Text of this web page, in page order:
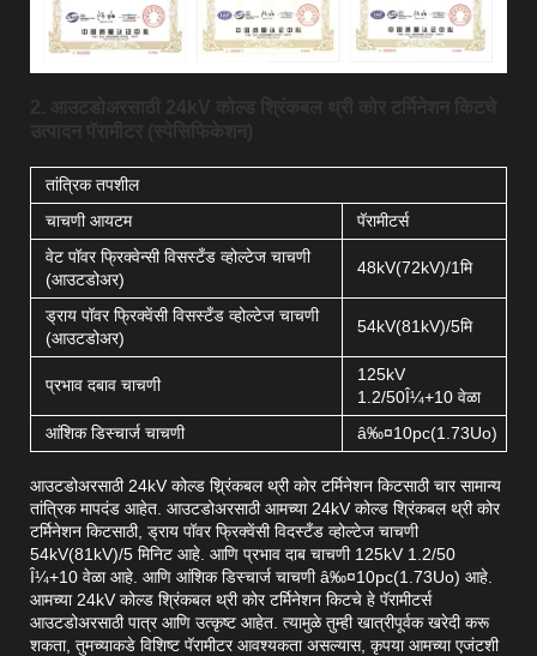
तांत्रिक तपशील
चाचणी आयटम
पॅरामीटर्स
वेट पॉवर फ्रिक्वेन्सी विसस्टँड व्होल्टेज चाचणी
(आउटडोअर)
48kV(72kV)/1मि
ड्राय पॉवर फ्रिक्वेंसी विसस्टँड व्होल्टेज चाचणी
(आउटडोअर)
54kV(81kV)/5मि
प्रभाव दबाव चाचणी
125kV
1.2/50Î¼+10 वेळा
आंशिक डिस्चार्ज चाचणी
â‰¤10pc(1.73Uo)
आउटडोअरसाठी 24kV कोल्ड श्र्रिंकबल थ्री कोर टर्मिनेशन किटसाठी चार सामान्य
तांत्रिक मापदंड आहेत. आउटडोअरसाठी आमच्या 24kV कोल्ड श्रिंकबल थ्री कोर
टर्मिनेशन किटसाठी, ड्राय पॉवर फ्रिक्वेंसी विदस्टँड व्होल्टेज चाचणी
54kV(81kV)/5 मिनिट आहे. आणि प्रभाव दाब चाचणी 125kV 1.2/50
Î¼+10 वेळा आहे. आणि आंशिक डिस्चार्ज चाचणी â‰¤10pc(1.73Uo) आहे.
आमच्या 24kV कोल्ड श्रिंकबल थ्री कोर टर्मिनेशन किटचे हे पॅरामीटर्स
आउटडोअरसाठी पात्र आणि उत्कृष्ट आहेत. त्यामुळे तुम्ही खात्रीपूर्वक खरेदी करू
शकता, तुमच्याकडे विशिष्ट पॅरामीटर आवश्यकता असल्यास, कृपया आमच्या एजंटशी